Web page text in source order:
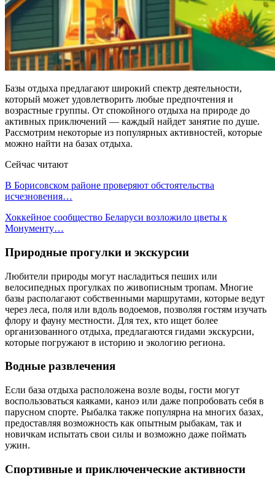
Базы отдыха предлагают широкий спектр деятельности,
который может удовлетворить любые предпочтения и
возрастные группы. От спокойного отдыха на природе до
активных приключений — каждый найдет занятие по душе.
Рассмотрим некоторые из популярных активностей, которые
можно найти на базах отдыха.
Сейчас читают
В Борисовском районе проверяют обстоятельства
исчезновения…
Хоккейное сообщество Беларуси возложило цветы к
Монументу…
Природные прогулки и экскурсии
Любители природы могут насладиться пеших или
велосипедных прогулках по живописным тропам. Многие
базы располагают собственными маршрутами, которые ведут
через леса, поля или вдоль водоемов, позволяя гостям изучать
флору и фауну местности. Для тех, кто ищет более
организованного отдыха, предлагаются гидами экскурсии,
которые погружают в историю и экологию региона.
Водные развлечения
Если база отдыха расположена возле воды, гости могут
воспользоваться каяками, каноэ или даже попробовать себя в
парусном спорте. Рыбалка также популярна на многих базах,
предоставляя возможность как опытным рыбакам, так и
новичкам испытать свои силы и возможно даже поймать
ужин.
Спортивные и приключенческие активности